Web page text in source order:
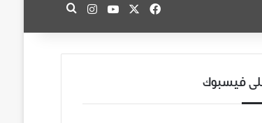
فيسبوك
‫X
‫YouTubeانستقرامبحث عن
على فيسبوك